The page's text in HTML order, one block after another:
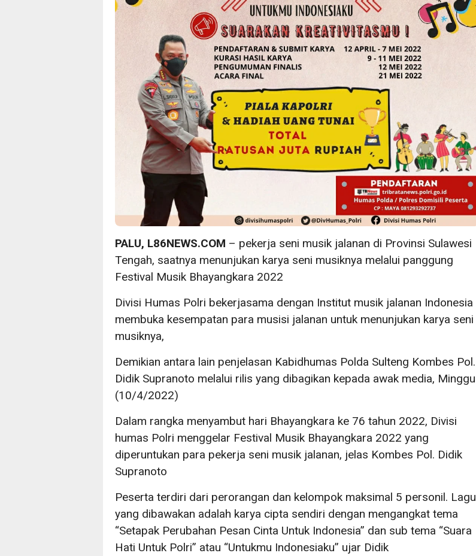
PALU, L86NEWS.COM – pekerja seni musik jalanan di Provinsi Sulawesi
Tengah, saatnya menunjukan karya seni musiknya melalui panggung
Festival Musik Bhayangkara 2022
Divisi Humas Polri bekerjasama dengan Institut musik jalanan Indonesia
membuka kesempatan para musisi jalanan untuk menunjukan karya seni
musiknya,
Demikian antara lain penjelasan Kabidhumas Polda Sulteng Kombes Pol.
Didik Supranoto melalui rilis yang dibagikan kepada awak media, Minggu
(10/4/2022)
Dalam rangka menyambut hari Bhayangkara ke 76 tahun 2022, Divisi
humas Polri menggelar Festival Musik Bhayangkara 2022 yang
diperuntukan para pekerja seni musik jalanan, jelas Kombes Pol. Didik
Supranoto
Peserta terdiri dari perorangan dan kelompok maksimal 5 personil. Lagu
yang dibawakan adalah karya cipta sendiri dengan mengangkat tema
“Setapak Perubahan Pesan Cinta Untuk Indonesia” dan sub tema “Suara
Hati Untuk Polri” atau “Untukmu Indonesiaku” ujar Didik